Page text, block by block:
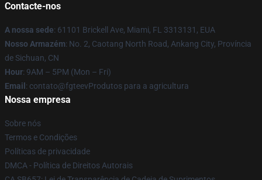
Contacte-nos
A nossa sede: 61101 Brickell Ave, Miami, FL 3313131, EUA
Nosso Armazém: No. 2, Caotang North Road, Ankang City, Província
de Sichuan, CN
Hour: 9AM – 5PM (Mon – Fri)
Email : contato@fgteevProdutos para a agricultura
Nossa empresa
Sobre nós
Termos e Condições
Políticas de privacidade
DMCA - Política de Direitos Autorais